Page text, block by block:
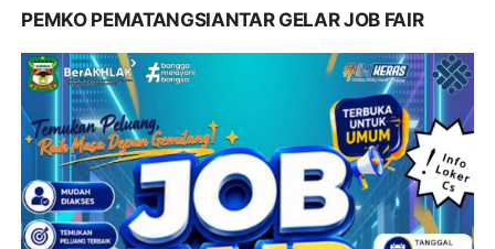
PEMKO PEMATANGSIANTAR GELAR JOB FAIR